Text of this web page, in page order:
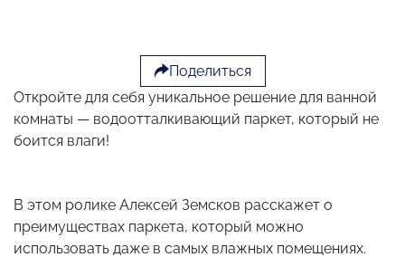
Откройте для себя уникальное решение для ванной
комнаты — водоотталкивающий паркет, который не
боится влаги!
В этом ролике Алексей Земсков расскажет о
преимуществах паркета, который можно
использовать даже в самых влажных помещениях.
Поделиться